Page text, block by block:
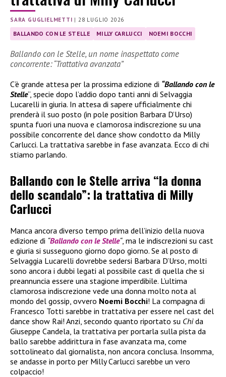
SARA GUGLIELMETTI |28 LUGLIO 2026
BALLANDO CON LE STELLE MILLY CARLUCCI NOEMI BOCCHI
Ballando con le Stelle, un nome inaspettato come
concorrente: “Trattativa avanzata”
C’è grande attesa per la prossima edizione di “Ballando con le
Stelle“, specie dopo l’addio dopo tanti anni di Selvaggia
Lucarelli in giuria. In attesa di sapere ufficialmente chi
prenderà il suo posto (in pole position Barbara D’Urso)
spunta fuori una nuova e clamorosa indiscrezione su una
possibile concorrente del dance show condotto da Milly
Carlucci. La trattativa sarebbe in fase avanzata. Ecco di chi
stiamo parlando.
Ballando con le Stelle arriva “la donna
dello scandalo”: la trattativa di Milly
Carlucci
Manca ancora diverso tempo prima dell’inizio della nuova
edizione di “Ballando con le Stelle“, ma le indiscrezioni su cast
e giuria si susseguono giorno dopo giorno. Se al posto di
Selvaggia Lucarelli dovrebbe sedersi Barbara D’Urso, molti
sono ancora i dubbi legati al possibile cast di quella che si
preannuncia essere una stagione imperdibile. L’ultima
clamorosa indiscrezione vede una donna molto nota al
mondo del gossip, ovvero Noemi Bocchi! La compagna di
Francesco Totti sarebbe in trattativa per essere nel cast del
dance show Rai! Anzi, secondo quanto riportato su Chida
Giuseppe Candela, la trattativa per portarla sulla pista da
ballo sarebbe addirittura in fase avanzata ma, come
sottolineato dal giornalista, non ancora conclusa. Insomma,
se andasse in porto per Milly Carlucci sarebbe un vero
colpaccio!